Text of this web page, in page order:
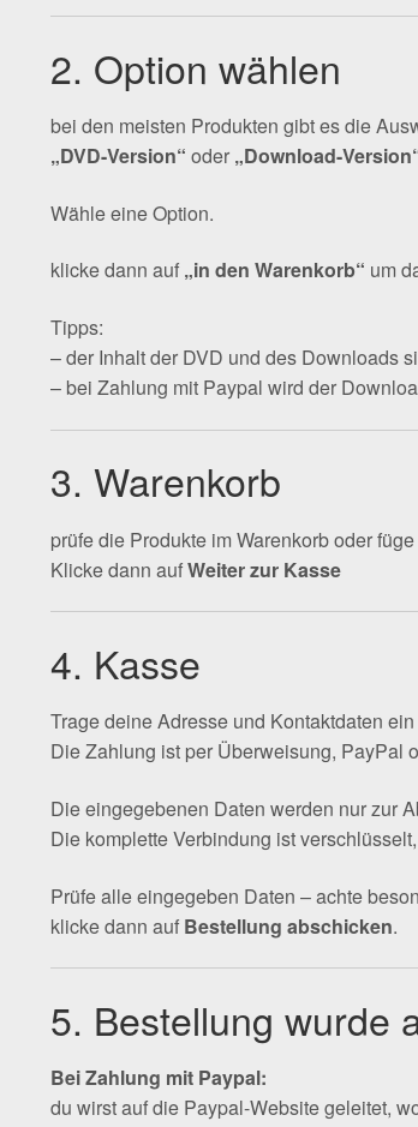
2. Option wählen
bei den meisten Produkten gibt es die
„DVD-Version“ oder „Download-
Wähle eine Option.
klicke dann auf „in den Warenkorb“ um
Tipps:
– der Inhalt der DVD und des Downloads
– bei Zahlung mit Paypal wird der
3. Warenkorb
prüfe die Produkte im Warenkorb oder
Klicke dann aufWeiter zur Kasse
4. Kasse
Trage deine Adresse und Kontaktdaten
Die Zahlung ist per Überweisung, PayPal
Die eingegebenen Daten werden nur zur
Die komplette Verbindung ist
Prüfe alle eingegeben Daten – achte
klicke dann auf Bestellung abschicken.
5. Bestellung wurde
Bei Zahlung mit Paypal:
du wirst auf die Paypal-Website geleitet,